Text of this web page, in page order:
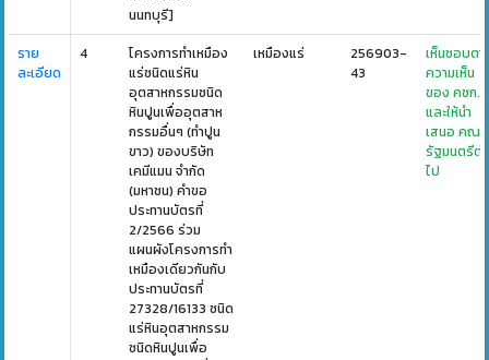
นนทบุรี]
ราย
ละเอียด
4
โครงการทำเหมือง
แร่ชนิดแร่หิน
อุตสาหกรรมชนิด
หินปูนเพื่ออุตสาห
กรรมอื่นๆ (ทำปูน
ขาว) ของบริษัท
เคมีแมน จำกัด
(มหาชน) คำขอ
ประทานบัตรที่
2/2566 ร่วม
แผนผังโครงการทำ
เหมืองเดียวกันกับ
ประทานบัตรที่
27328/16133 ชนิด
แร่หินอุตสาหกรรม
ชนิดหินปูนเพื่อ
เหมืองแร่
256903-
43
เห็นชอบตา
ความเห็น
ของ คชก.
และให้นำ
เสนอ คณะ
รัฐมนตรีต่
ไป